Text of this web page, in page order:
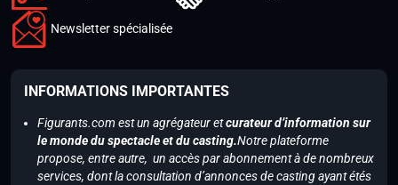
Newsletter spécialisée
INFORMATIONS IMPORTANTES
Figurants.com est un agrégateur etcurateur d’information sur
le monde du spectacle et du casting.Notre plateforme
propose, entre autre, un accès par abonnement à de nombreux
services, dont la consultation d’annonces de casting ayant étés